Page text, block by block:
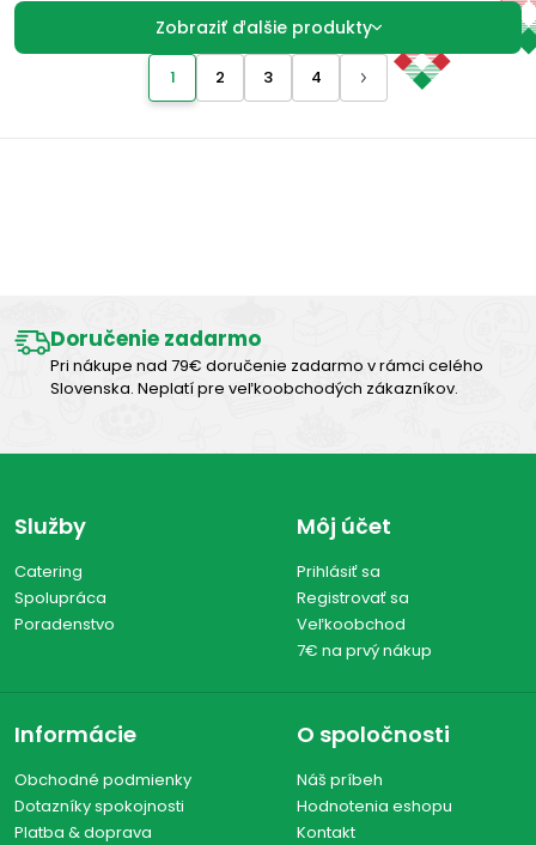
Zobraziť ďalšie produkty
1 2 3 4
Doručenie zadarmo
Pri nákupe nad 79€ doručenie zadarmo v rámci celého
Slovenska. Neplatí pre veľkoobchodých zákazníkov.
Služby
Catering
Spolupráca
Poradenstvo
Môj účet
Prihlásiť sa
Registrovať sa
Veľkoobchod
7€ na prvý nákup
Informácie
Obchodné podmienky
Dotazníky spokojnosti
Platba & doprava
O spoločnosti
Náš príbeh
Hodnotenia eshopu
Kontakt